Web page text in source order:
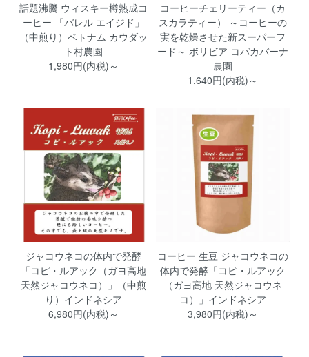
話題沸騰 ウィスキー樽熟成コ
ーヒー 「バレル エイジド」
（中煎り）ベトナム カウダッ
ト村農園
1,980円(内税)～
コーヒーチェリーティー（カ
スカラティー） ～コーヒーの
実を乾燥させた新スーパーフ
ード～ ボリビア コパカバーナ
農園
1,640円(内税)～
ジャコウネコの体内で発酵
「コピ・ルアック（ガヨ高地
天然ジャコウネコ）」（中煎
り）インドネシア
6,980円(内税)～
コーヒー 生豆 ジャコウネコの
体内で発酵「コピ・ルアック
（ガヨ高地 天然ジャコウネ
コ）」インドネシア
3,980円(内税)～